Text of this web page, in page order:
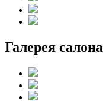
Галерея салона